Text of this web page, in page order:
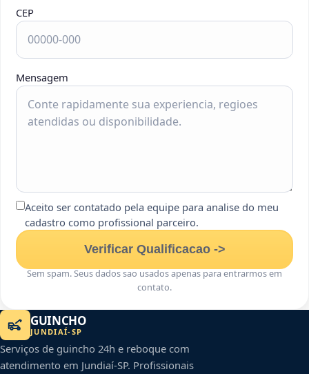
CEP
Mensagem
Aceito ser contatado pela equipe para analise do meu
cadastro como profissional parceiro.
Verificar Qualificacao ->
Sem spam. Seus dados sao usados apenas para entrarmos em
contato.
GUINCHO
JUNDIAÍ-SP
Serviços de guincho 24h e reboque com
atendimento em Jundiaí-SP. Profissionais